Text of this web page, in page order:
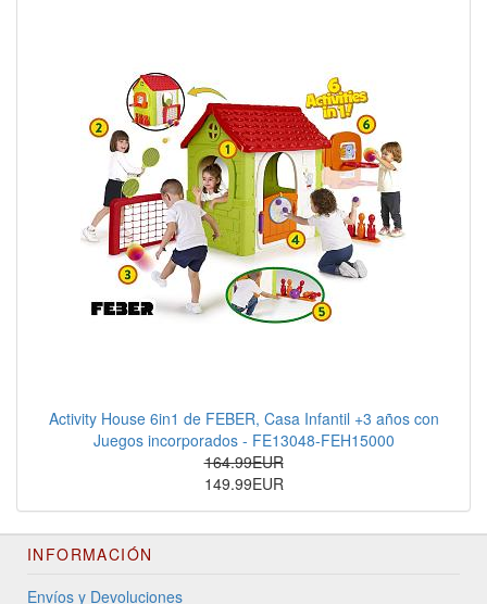
Activity House 6in1 de FEBER, Casa Infantil +3 años con
Juegos incorporados - FE13048-FEH15000
164.99EUR
149.99EUR
INFORMACIÓN
Envíos y Devoluciones